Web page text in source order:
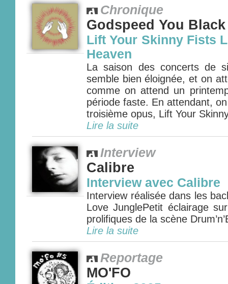
Chronique
Godspeed You
Lift Your Skinny Fists
Heaven
La saison des concerts de
semble bien éloignée, et on
comme on attend un
période faste. En attendant,
troisième opus, Lift Your
Lire la suite
Interview
Calibre
Interview avec Calibre
Interview réalisée dans les
Love JunglePetit éclairage
prolifiques de la scène
Lire la suite
Reportage
MO'FO